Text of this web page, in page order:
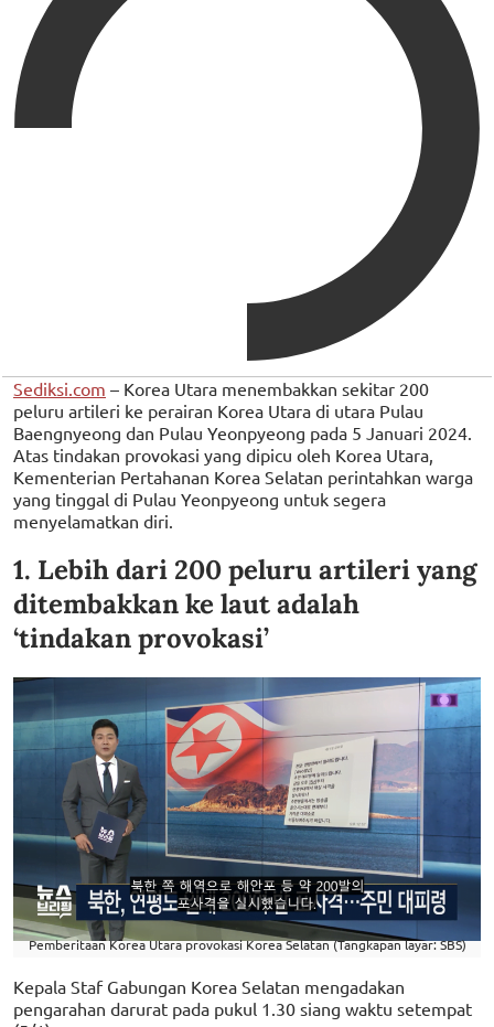
Sediksi.com – Korea Utara menembakkan sekitar 200
peluru artileri ke perairan Korea Utara di utara Pulau
Baengnyeong dan Pulau Yeonpyeong pada 5 Januari 2024.
Atas tindakan provokasi yang dipicu oleh Korea Utara,
Kementerian Pertahanan Korea Selatan perintahkan warga
yang tinggal di Pulau Yeonpyeong untuk segera
menyelamatkan diri.
1. Lebih dari 200 peluru artileri yang
ditembakkan ke laut adalah
‘tindakan provokasi’
Pemberitaan Korea Utara provokasi Korea Selatan (Tangkapan layar: SBS)
Kepala Staf Gabungan Korea Selatan mengadakan
pengarahan darurat pada pukul 1.30 siang waktu setempat